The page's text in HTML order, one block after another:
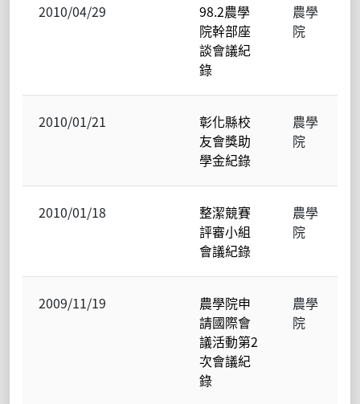
2010/04/29
98.2農學
院幹部座
談會議紀
錄
農學
院
2010/01/21
彰化縣校
友會獎助
學金紀錄
農學
院
2010/01/18
整潔競賽
評審小組
會議紀錄
農學
院
2009/11/19
農學院申
請國際會
議活動第2
次會議紀
錄
農學
院